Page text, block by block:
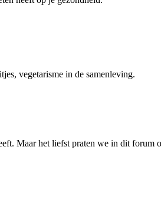
vegetarisme in de samenleving.
Maar het liefst praten we in dit forum